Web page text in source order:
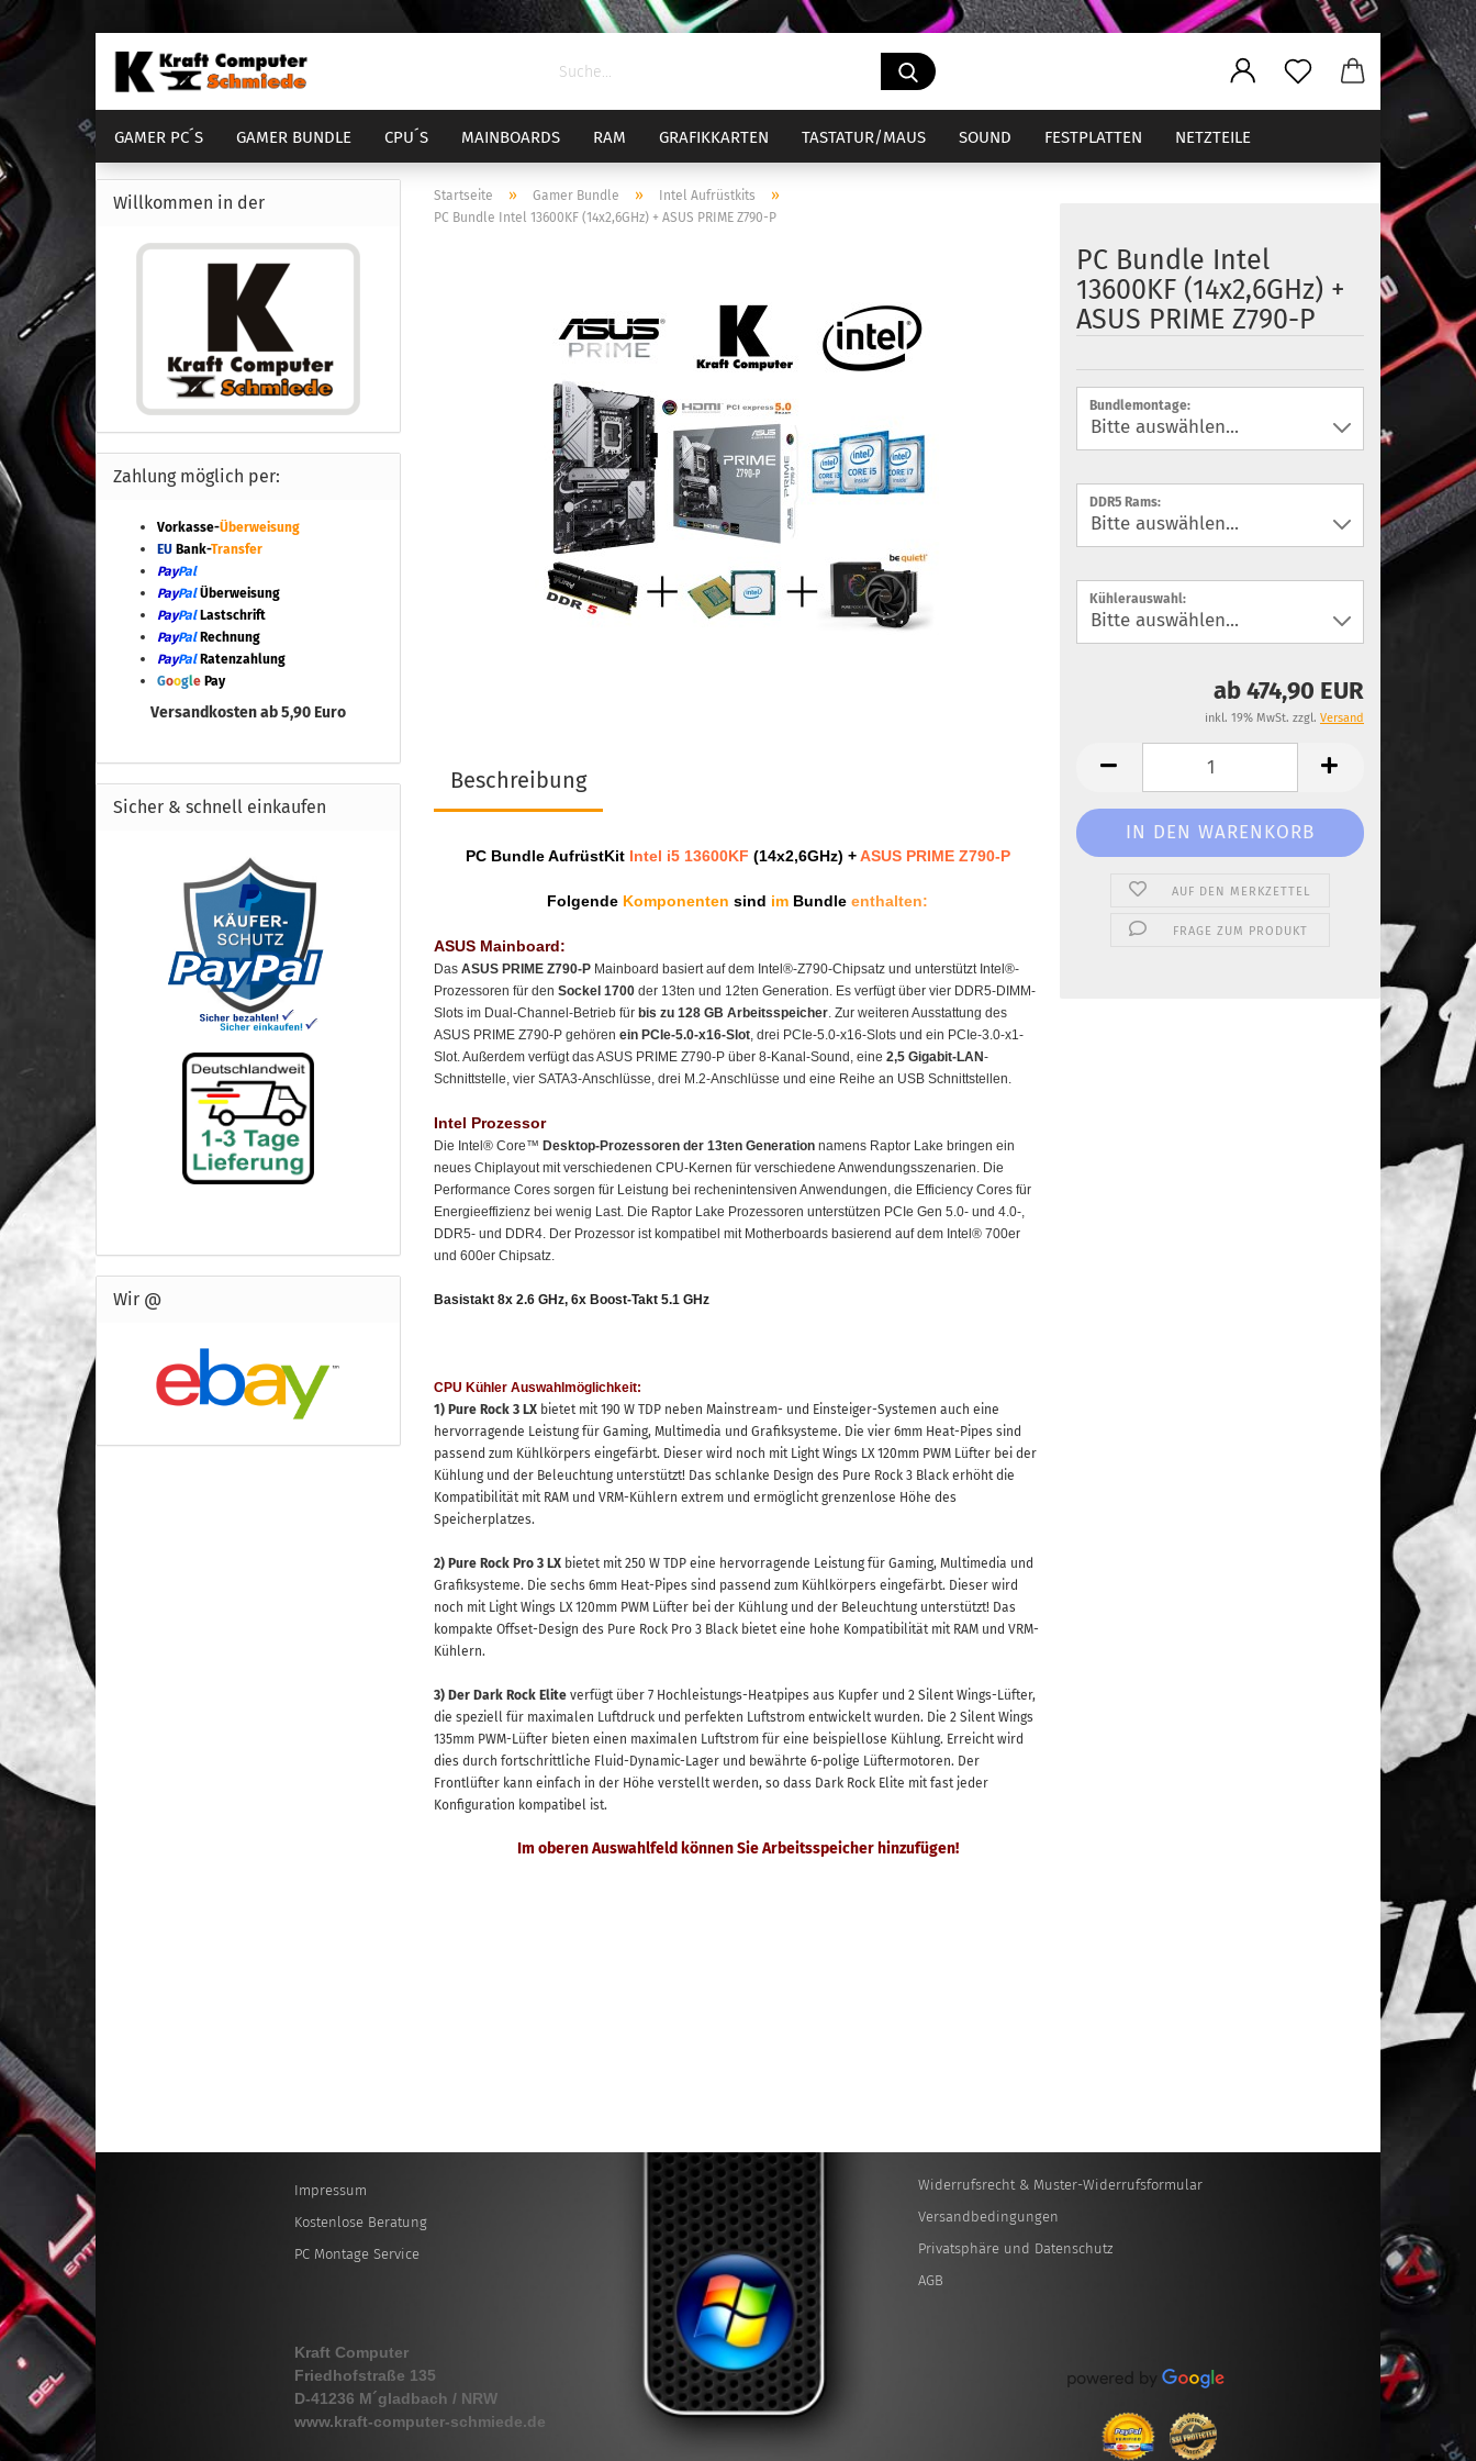
GAMER PC´S GAMER BUNDLE
AM5 Bundle
CPU´S MAINBOARDS RAM GRAFIKKARTEN TASTATUR/MAUS SOUND FESTPLATTEN NETZTEILE
DIENSTLEISTUNGEN COMPUTER GEHÄUSEStartseite » Gamer Bundle » Intel Aufrüstkits »
PC Bundle Intel 13600KF (14x2,6GHz) + ASUS PRIME Z790-P
PC Bundle Intel
13600KF (14x2,6GHz) +
ASUS PRIME Z790-P
Bundlemontage:
DDR5 Rams:
Kühlerauswahl:
ab 474,90 EUR
inkl. 19% MwSt. zzgl. Versand
AUF DEN MERKZETTEL
FRAGE ZUM PRODUKT
Beschreibung
PC Bundle AufrüstKit Intel i5 13600KF (14x2,6GHz) +ASUS PRIME Z790-P
Folgende Komponentensind im Bundleenthalten:
ASUS Mainboard:
Das ASUS PRIME Z790-PMainboard basiert auf dem Intel®-Z790-Chipsatz und unterstützt Intel®-
Prozessoren für den Sockel 1700der 13ten und 12ten Generation. Es verfügt über vier DDR5-DIMM-
Slots im Dual-Channel-Betrieb für bis zu 128 GB Arbeitsspeicher. Zur weiteren Ausstattung des
ASUS PRIME Z790-P gehören ein PCIe-5.0-x16-Slot, drei PCIe-5.0-x16-Slots und ein PCIe-3.0-x1-
Slot. Außerdem verfügt das ASUS PRIME Z790-P über 8-Kanal-Sound, eine 2,5 Gigabit-LAN-
Schnittstelle, vier SATA3-Anschlüsse, drei M.2-Anschlüsse und eine Reihe an USB Schnittstellen.
Intel Prozessor
Die Intel® Core™ Desktop-Prozessoren der 13ten Generationnamens Raptor Lake bringen ein
neues Chiplayout mit verschiedenen CPU-Kernen für verschiedene Anwendungsszenarien. Die
Performance Cores sorgen für Leistung bei rechenintensiven Anwendungen, die Efficiency Cores für
Energieeffizienz bei wenig Last. Die Raptor Lake Prozessoren unterstützen PCIe Gen 5.0- und 4.0-,
DDR5- und DDR4. Der Prozessor ist kompatibel mit Motherboards basierend auf dem Intel® 700er
und 600er Chipsatz.
Basistakt 8x 2.6 GHz, 6x Boost-Takt 5.1 GHz
CPU Kühler Auswahlmöglichkeit:
1) Pure Rock 3 LXbietet mit 190 W TDP neben Mainstream- und Einsteiger-Systemen auch eine
hervorragende Leistung für Gaming, Multimedia und Grafiksysteme. Die vier 6mm Heat-Pipes sind
passend zum Kühlkörpers eingefärbt. Dieser wird noch mit Light Wings LX 120mm PWM Lüfter bei der
Kühlung und der Beleuchtung unterstützt! Das schlanke Design des Pure Rock 3 Black erhöht die
Kompatibilität mit RAM und VRM-Kühlern extrem und ermöglicht grenzenlose Höhe des
Speicherplatzes.
2) Pure Rock Pro 3 LXbietet mit 250 W TDP eine hervorragende Leistung für Gaming, Multimedia und
Grafiksysteme. Die sechs 6mm Heat-Pipes sind passend zum Kühlkörpers eingefärbt. Dieser wird
noch mit Light Wings LX 120mm PWM Lüfter bei der Kühlung und der Beleuchtung unterstützt! Das
kompakte Offset-Design des Pure Rock Pro 3 Black bietet eine hohe Kompatibilität mit RAM und VRM-
Kühlern.
3) Der Dark Rock Elite verfügt über 7 Hochleistungs-Heatpipes aus Kupfer und 2 Silent Wings-Lüfter,
die speziell für maximalen Luftdruck und perfekten Luftstrom entwickelt wurden. Die 2 Silent Wings
135mm PWM-Lüfter bieten einen maximalen Luftstrom für eine beispiellose Kühlung. Erreicht wird
dies durch fortschrittliche Fluid-Dynamic-Lager und bewährte 6-polige Lüftermotoren. Der
Frontlüfter kann einfach in der Höhe verstellt werden, so dass Dark Rock Elite mit fast jeder
Konfiguration kompatibel ist.
Im oberen Auswahlfeld können Sie Arbeitsspeicher hinzufügen!
Willkommen in der
Zahlung möglich per:
Vorkasse-Überweisung
EU Bank-Transfer
PayPal
PayPalÜberweisung
PayPal Lastschrift
PayPal Rechnung
PayPal Ratenzahlung
Google Pay
Versandkosten ab 5,90 Euro
Sicher & schnell einkaufen
Wir @
Impressum
Kostenlose Beratung
PC Montage Service
Kraft Computer
Friedhofstraße 135
D-41236 M´gladbach / NRW
www.kraft-computer-schmiede.de
Widerrufsrecht & Muster-Widerrufsformular
Versandbedingungen
Privatsphäre und Datenschutz
AGB